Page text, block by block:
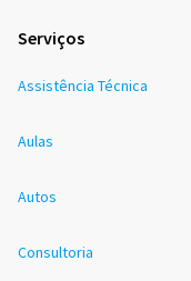
Serviços
Assistência Técnica
Aulas
Autos
Consultoria